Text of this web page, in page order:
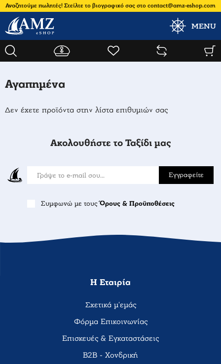
Αναζητούμε πωλητές! Στείλτε το βιογραφικό σας στο contact@amz-eshop.com
MENU
Αγαπημένα
Δεν έχετε προϊόντα στην λίστα επιθυμιών σας
Ακολουθήστε το Ταξίδι μας
Εγγραφείτε
Συμφωνώ με τουςΌρους & Προϋποθέσεις
Η Εταιρία
Σχετικά μ'εμάς
Φόρμα Επικοινωνίας
Επισκευές & Εγκαταστάσεις
B2B - Χονδρική